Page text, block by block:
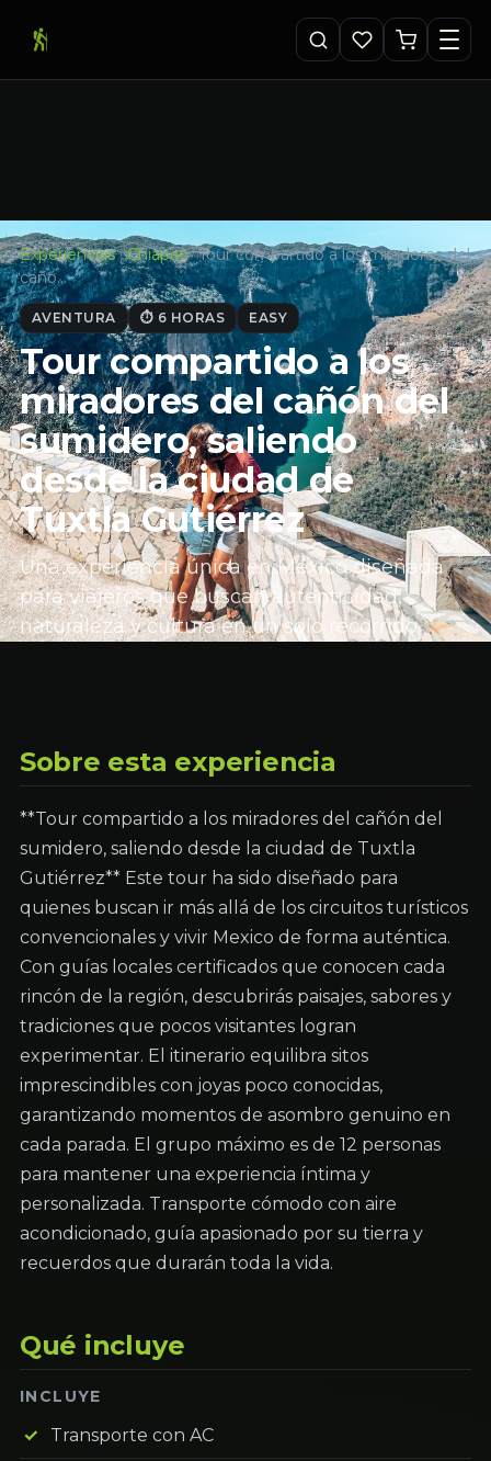
Experiencias · Chiapas · Tour compartido a los miradores del
cañó…
AVENTURA ⏱ 6 HORAS EASY
Tour compartido a los
miradores del cañón del
sumidero, saliendo
desde la ciudad de
Tuxtla Gutiérrez
Una experiencia única en México diseñada
para viajeros que buscan autenticidad,
naturaleza y cultura en un solo recorrido.
Sobre esta experiencia
**Tour compartido a los miradores del cañón del
sumidero, saliendo desde la ciudad de Tuxtla
Gutiérrez** Este tour ha sido diseñado para
quienes buscan ir más allá de los circuitos turísticos
convencionales y vivir Mexico de forma auténtica.
Con guías locales certificados que conocen cada
rincón de la región, descubrirás paisajes, sabores y
tradiciones que pocos visitantes logran
experimentar. El itinerario equilibra sitos
imprescindibles con joyas poco conocidas,
garantizando momentos de asombro genuino en
cada parada. El grupo máximo es de 12 personas
para mantener una experiencia íntima y
personalizada. Transporte cómodo con aire
acondicionado, guía apasionado por su tierra y
recuerdos que durarán toda la vida.
Qué incluye
INCLUYE
Transporte con AC